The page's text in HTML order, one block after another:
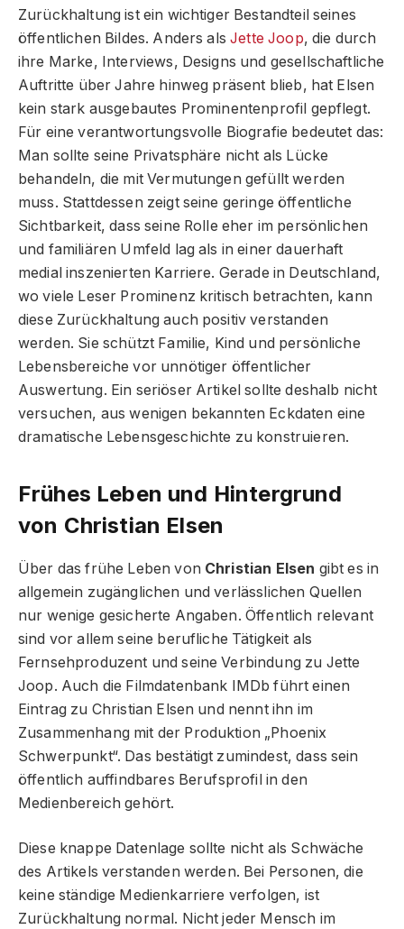
Zurückhaltung ist ein wichtiger Bestandteil seines
öffentlichen Bildes. Anders alsJette Joop, die durch
ihre Marke, Interviews, Designs und gesellschaftliche
Auftritte über Jahre hinweg präsent blieb, hat Elsen
kein stark ausgebautes Prominentenprofil gepflegt.
Für eine verantwortungsvolle Biografie bedeutet das:
Man sollte seine Privatsphäre nicht als Lücke
behandeln, die mit Vermutungen gefüllt werden
muss. Stattdessen zeigt seine geringe öffentliche
Sichtbarkeit, dass seine Rolle eher im persönlichen
und familiären Umfeld lag als in einer dauerhaft
medial inszenierten Karriere. Gerade in Deutschland,
wo viele Leser Prominenz kritisch betrachten, kann
diese Zurückhaltung auch positiv verstanden
werden. Sie schützt Familie, Kind und persönliche
Lebensbereiche vor unnötiger öffentlicher
Auswertung. Ein seriöser Artikel sollte deshalb nicht
versuchen, aus wenigen bekannten Eckdaten eine
dramatische Lebensgeschichte zu konstruieren.
Frühes Leben und Hintergrund
von Christian Elsen
Über das frühe Leben von Christian Elsen gibt es in
allgemein zugänglichen und verlässlichen Quellen
nur wenige gesicherte Angaben. Öffentlich relevant
sind vor allem seine berufliche Tätigkeit als
Fernsehproduzent und seine Verbindung zu Jette
Joop. Auch die Filmdatenbank IMDb führt einen
Eintrag zu Christian Elsen und nennt ihn im
Zusammenhang mit der Produktion „Phoenix
Schwerpunkt“. Das bestätigt zumindest, dass sein
öffentlich auffindbares Berufsprofil in den
Medienbereich gehört.
Diese knappe Datenlage sollte nicht als Schwäche
des Artikels verstanden werden. Bei Personen, die
keine ständige Medienkarriere verfolgen, ist
Zurückhaltung normal. Nicht jeder Mensch im